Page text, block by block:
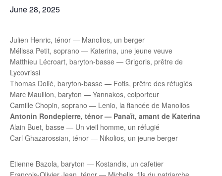
June 28, 2025
Julien Henric, ténor — Manolios, un berger
Mélissa Petit, soprano — Katerina, une jeune veuve
Matthieu Lécroart, baryton-basse — Grigoris, prêtre de
Lycovrissi
Thomas Dolié, baryton-basse — Fotis, prêtre des réfugiés
Marc Mauillon, baryton — Yannakos, colporteur
Camille Chopin, soprano — Lenio, la fiancée de Manolios
Antonin Rondepierre, ténor — Panaït, amant de Katerina
Alain Buet, basse — Un vieil homme, un réfugié
Carl Ghazarossian, ténor — Nikolios, un jeune berger
Etienne Bazola, baryton — Kostandis, un cafetier